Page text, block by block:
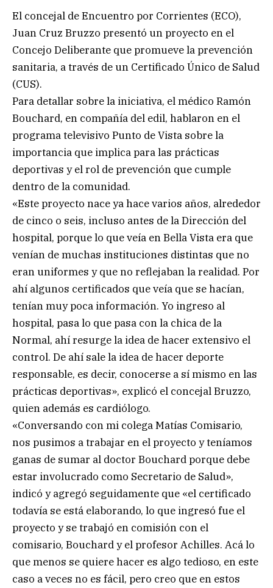
El concejal de Encuentro por Corrientes (ECO),
Juan Cruz Bruzzo presentó un proyecto en el
Concejo Deliberante que promueve la prevención
sanitaria, a través de un Certificado Único de Salud
(CUS).
Para detallar sobre la iniciativa, el médico Ramón
Bouchard, en compañía del edil, hablaron en el
programa televisivo Punto de Vista sobre la
importancia que implica para las prácticas
deportivas y el rol de prevención que cumple
dentro de la comunidad.
«Este proyecto nace ya hace varios años, alrededor
de cinco o seis, incluso antes de la Dirección del
hospital, porque lo que veía en Bella Vista era que
venían de muchas instituciones distintas que no
eran uniformes y que no reflejaban la realidad. Por
ahí algunos certificados que veía que se hacían,
tenían muy poca información. Yo ingreso al
hospital, pasa lo que pasa con la chica de la
Normal, ahí resurge la idea de hacer extensivo el
control. De ahí sale la idea de hacer deporte
responsable, es decir, conocerse a sí mismo en las
prácticas deportivas», explicó el concejal Bruzzo,
quien además es cardiólogo.
«Conversando con mi colega Matías Comisario,
nos pusimos a trabajar en el proyecto y teníamos
ganas de sumar al doctor Bouchard porque debe
estar involucrado como Secretario de Salud»,
indicó y agregó seguidamente que «el certificado
todavía se está elaborando, lo que ingresó fue el
proyecto y se trabajó en comisión con el
comisario, Bouchard y el profesor Achilles. Acá lo
que menos se quiere hacer es algo tedioso, en este
caso a veces no es fácil, pero creo que en estos